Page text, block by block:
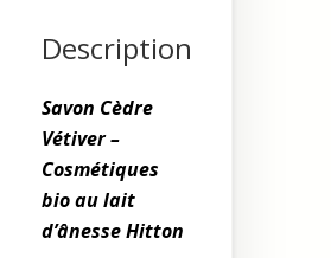
Description
Savon Cèdre
Vétiver –
Cosmétiques
bio au lait
d’ânesse Hitton